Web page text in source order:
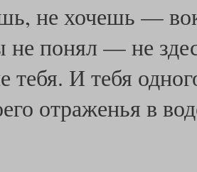
не хочешь —
не понял — не
тебя. И тебя
отраженья в